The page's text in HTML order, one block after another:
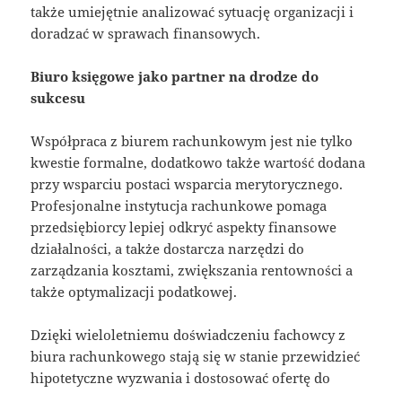
także umiejętnie analizować sytuację organizacji i
doradzać w sprawach finansowych.
Biuro księgowe jako partner na drodze do
sukcesu
Współpraca z biurem rachunkowym jest nie tylko
kwestie formalne, dodatkowo także wartość dodana
przy wsparciu postaci wsparcia merytorycznego.
Profesjonalne instytucja rachunkowe pomaga
przedsiębiorcy lepiej odkryć aspekty finansowe
działalności, a także dostarcza narzędzi do
zarządzania kosztami, zwiększania rentowności a
także optymalizacji podatkowej.
Dzięki wieloletniemu doświadczeniu fachowcy z
biura rachunkowego stają się w stanie przewidzieć
hipotetyczne wyzwania i dostosować ofertę do